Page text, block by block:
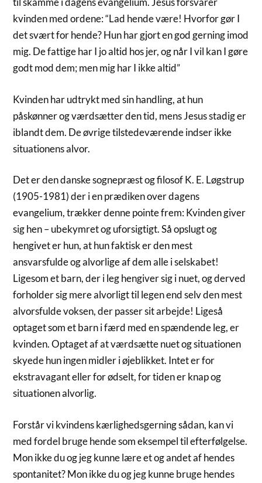
kvinden med ordene: “Lad hende være! Hvorfor gør I
det svært for hende? Hun har gjort en god gerning imod
mig. De fattige har I jo altid hos jer, og når I vil kan I gøre
godt mod dem; men mig har I ikke altid”
Kvinden har udtrykt med sin handling, at hun
påskønner og værdsætter den tid, mens Jesus stadig er
iblandt dem. De øvrige tilstedeværende indser ikke
situationens alvor.
Det er den danske sognepræst og filosof K. E. Løgstrup
(1905-1981) der i en prædiken over dagens
evangelium, trækker denne pointe frem: Kvinden giver
sig hen – ubekymret og uforsigtigt. Så opslugt og
hengivet er hun, at hun faktisk er den mest
ansvarsfulde og alvorlige af dem alle i selskabet!
Ligesom et barn, der i leg hengiver sig i nuet, og derved
forholder sig mere alvorligt til legen end selv den mest
alvorsfulde voksen, der passer sit arbejde! Ligeså
optaget som et barn i færd med en spændende leg, er
kvinden. Optaget af at værdsætte nuet og situationen
skyede hun ingen midler i øjeblikket. Intet er for
ekstravagant eller for ødselt, for tiden er knap og
situationen alvorlig.
Forstår vi kvindens kærlighedsgerning sådan, kan vi
med fordel bruge hende som eksempel til efterfølgelse.
Mon ikke du og jeg kunne lære et og andet af hendes
spontanitet? Mon ikke du og jeg kunne bruge hendes